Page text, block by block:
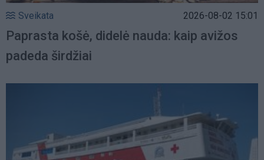
Sveikata 2026-08-02 15:01
Paprasta košė, didelė nauda: kaip avižos
padeda širdžiai